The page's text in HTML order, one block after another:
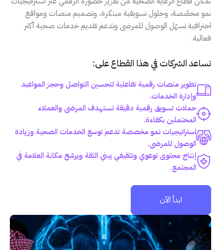
نمو مخصّصة، وحلول تسويقية مبتكرة، وتصميم منصات ومواقع
احترافية تسهّل الوصول للمرضى وتدعم تقديم خدمات صحية أكثر
فعالية.
نساعد الشركات في هذا القطاع على:
تطوير منصات رقمية تفاعلية لتحسين التواصل وحجز المواعيد
وإدارة الخدمات.
حملات تسويق رقمية دقيقة تستهدف المرضى والعملاء
المحتملين بكفاءة.
استراتيجيات نمو مخصصة تدعم توسع الخدمات الصحية وزيادة
الوصول للمرضى.
إنتاج محتوى توعوي وتثقيفي يبني الثقة ويرسّخ مكانة العلامة في
المجتمع.
ابدأ الآن